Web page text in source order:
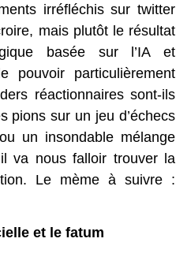
irréfléchis sur twitter
mais plutôt le résultat
basée sur l’IA et
pouvoir particulièrement
réactionnaires sont-ils
pions sur un jeu d’échecs
un insondable mélange
va nous falloir trouver la
Le mème à suivre :
et le fatum